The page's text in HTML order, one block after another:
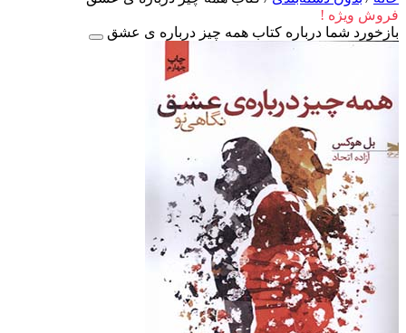
فروش ویژه !
بازخورد شما درباره کتاب همه چیز درباره‌ ی عشق